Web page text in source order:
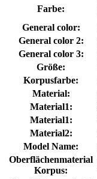
Farbe:
General color:
General color 2:
General color 3:
Größe:
Korpusfarbe:
Material:
Material1:
Material1:
Material2:
Model Name:
Oberflächenmaterial
Korpus: